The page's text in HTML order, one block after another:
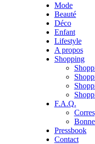
Mode
Beauté
Déco
Enfant
Lifestyle
A propos
Shopping
F.A.Q.
Pressbook
Contact